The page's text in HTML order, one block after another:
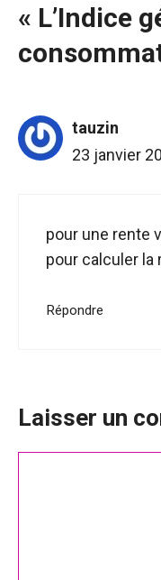
« L’Indice
tauzin
23 janvier
pour une rente
pour calculer la
Répondre
Laisser un